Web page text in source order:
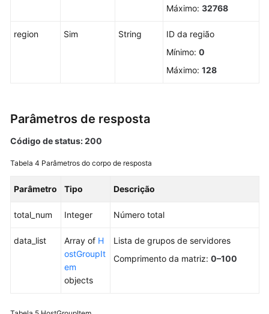
Imagem
de
de
vulnerabilidades
Proteção
adulteração
Máximo: 32768
region Sim String
ID da região
Mínimo: 0
Máximo: 128
Parâmetros de resposta
Código de status: 200
Tabela 4 Parâmetros do corpo de resposta
Parâmetro Tipo Descrição
total_num Integer Número total
data_list Array of H
ostGroupIt
em
objects
Lista de grupos de servidores
Comprimento da matriz: 0–100